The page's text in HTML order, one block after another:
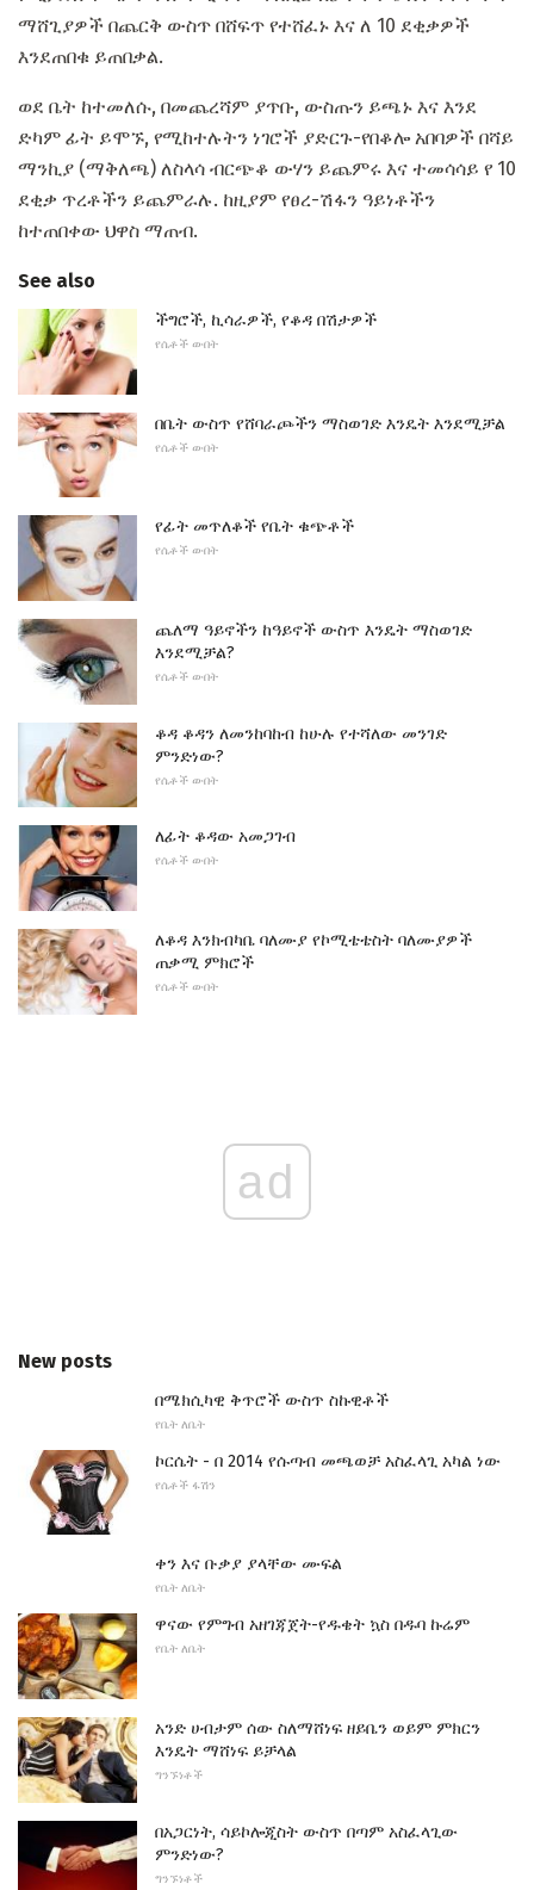
ማሸጊያዎች በጨርቅ ውስጥ በሸፍጥ የተሸፈኑ እና ለ 10 ደቂቃዎች
እንደጠበቁ ይጠበቃል.
ወደ ቤት ከተመለሱ, በመጨረሻም ያጥቡ, ውስጡን ይጫኑ እና እንደ
ድካም ፊት ይሞኙ, የሚከተሉትን ነገሮች ያድርጉ-የበቆሎ አበባዎች በሻይ
ማንኪያ (ማቅለጫ) ለስላሳ ብርጭቆ ውሃን ይጨምሩ እና ተመሳሳይ የ 10
ደቂቃ ጥረቶችን ይጨምራሉ. ከዚያም የፀረ-ሽፋን ዓይነቶችን
ከተጠበቀው ህዋስ ማጠብ.
See also
ችግሮች, ኪሳራዎች, የቆዳ በሽታዎች
የሴቶች ውበት
በቤት ውስጥ የሸባራጮችን ማስወገድ እንዴት እንደሚቻል
የሴቶች ውበት
የፊት መጥለቆች የቤት ቁጭቶች
የሴቶች ውበት
ጨለማ ዓይኖችን ከዓይኖች ውስጥ እንዴት ማስወገድ
እንደሚቻል?
የሴቶች ውበት
ቆዳ ቆዳን ለመንከባከብ ከሁሉ የተሻለው መንገድ
ምንድነው?
የሴቶች ውበት
ለፊት ቆዳው አመጋገብ
የሴቶች ውበት
ለቆዳ እንክብካቤ ባለሙያ የኮሚቴቴስት ባለሙያዎች
ጠቃሚ ምክሮች
የሴቶች ውበት
ad
New posts
በሜክሲካዊ ቅጥሮች ውስጥ ስኩዊቶች
የቤት ለቤት
ኮርሴት - በ 2014 የሱጣብ መጫወቻ አስፈላጊ አካል ነው
የሴቶች ፋሽን
ቀን እና ቡቃያ ያላቸው ሙፍል
የቤት ለቤት
ዋናው የምግብ አዘገጃጀት-የዱቄት ኳስ በዱባ ኩሬም
የቤት ለቤት
አንድ ሀብታም ሰው ስለማሸነፍ ዘይቤን ወይም ምክርን
እንዴት ማሸነፍ ይቻላል
ግንኙነቶች
በአጋርነት, ሳይኮሎጂስት ውስጥ በጣም አስፈላጊው
ምንድነው?
ግንኙነቶች